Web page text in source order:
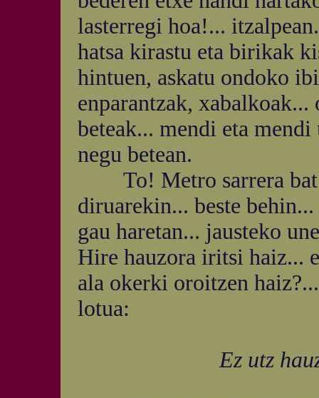
lasterregi hoa!...
hatsa kirastu eta birikak
hintuen, askatu ondoko
enparantzak,
beteak... mendi eta
negu betean.
To! Metro sarrera
diruarekin... beste
gau haretan... jausteko
Hire hauzora iritsi haiz...
ala okerki oroitzen
lotua:
Ez utz